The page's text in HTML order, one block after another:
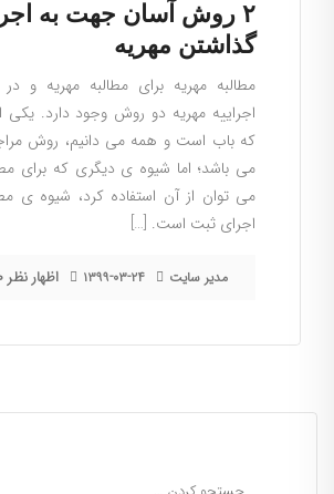
۲ روش آسان جهت به اجرا
گذاشتن مهریه
مطالبه مهریه برای مطالبه مهریه و
اجراییه مهریه دو روش وجود دارد.
که باب است و همه می دانیم، روش
می باشد؛ اما شیوه ی دیگری که برای
می توان از آن استفاده کرد، شیوه ی
اجرای ثبت است. […]
مدیر سایت ۱۳۹۹-۰۳-۲۴ ۰ اظهار نظر